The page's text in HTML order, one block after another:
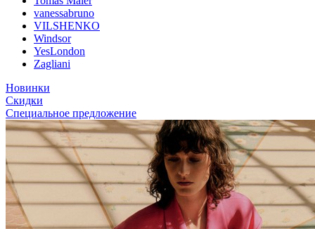
vanessabruno
VILSHENKO
Windsor
YesLondon
Zagliani
Новинки
Скидки
Специальное предложение